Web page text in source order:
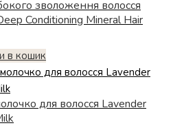
зволоження волосся
Conditioning Mineral Hair
в кошик
для волосся Lavender